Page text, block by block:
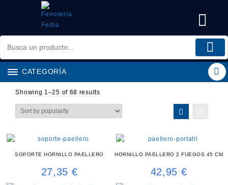
CATEGORÍA
Showing 1–25 of 68 results
SOPORTE HORNILLO PAELLERO
27,35 €
HORNILLO PAELLERO 2 FUEGOS 45 CM
42,95 €